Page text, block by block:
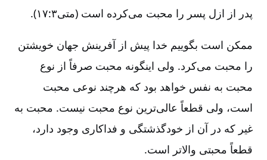
پدر از ازل پسر را محبت می‌کرده است (متی‌۳:‏۱۷).
ممکن است بگوییم خدا پیش از آفرینش جهان خویشتن
را محبت می‌کرد. ولی اینگونه محبت صرفاً از نوع
محبت به نفس خواهد بود که هرچند نوعی محبت
است، ولی قطعاً عالی‌ترین نوع محبت نیست. محبت به
غیر که در آن از خودگذشتگی و فداکاری وجود دارد،
قطعاً محبتی والاتر است.